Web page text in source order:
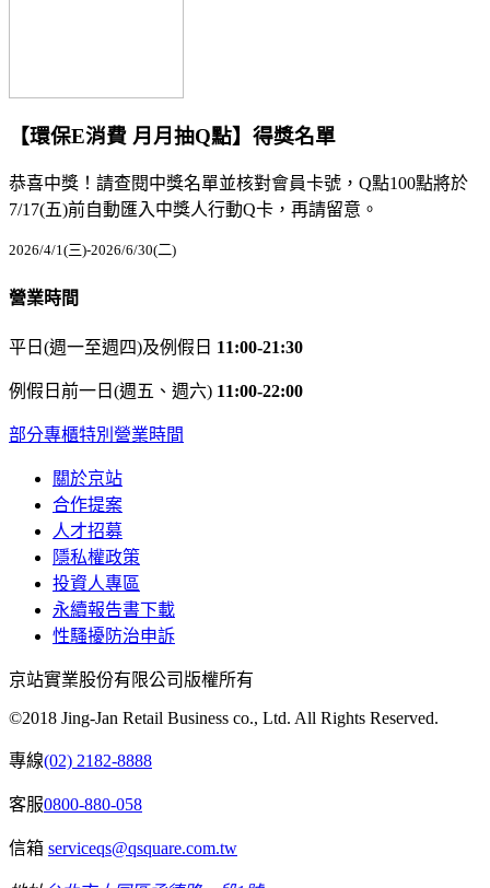
【環保E消費 月月抽Q點】得獎名單
恭喜中獎！請查閱中獎名單並核對會員卡號，Q點100點將於
7/17(五)前自動匯入中獎人行動Q卡，再請留意。
2026/4/1(三)-2026/6/30(二)
營業時間
平日(週一至週四)及例假日 11:00-21:30
例假日前一日(週五、週六) 11:00-22:00
部分專櫃特別營業時間
關於京站
合作提案
人才招募
隱私權政策
投資人專區
永續報告書下載
性騷擾防治申訴
京站實業股份有限公司版權所有
©2018 Jing-Jan Retail Business co., Ltd. All Rights Reserved.
專線(02) 2182-8888
客服0800-880-058
信箱 serviceqs@qsquare.com.tw